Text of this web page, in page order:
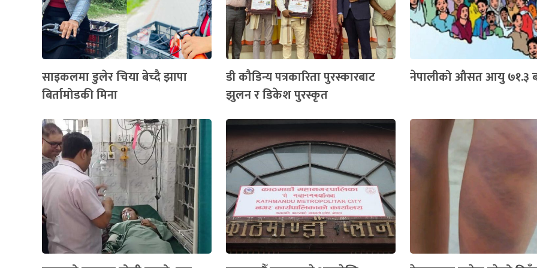
साइकलमा डुलेर चिया बेच्दै झापा
बिर्तामोडकी मिना
डी कौडिन्य पत्रकारिता पुरस्कारबाट
झुलन र डिकेश पुरस्कृत
नेपालीको औसत आयु ७१.३